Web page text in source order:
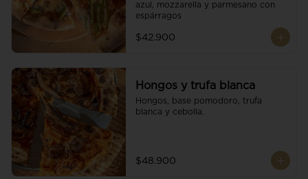
azul, mozzarella y parmesano con
espárragos
$42.900
Hongos y trufa blanca
Hongos, base pomodoro, trufa
blanca y cebolla.
$48.900